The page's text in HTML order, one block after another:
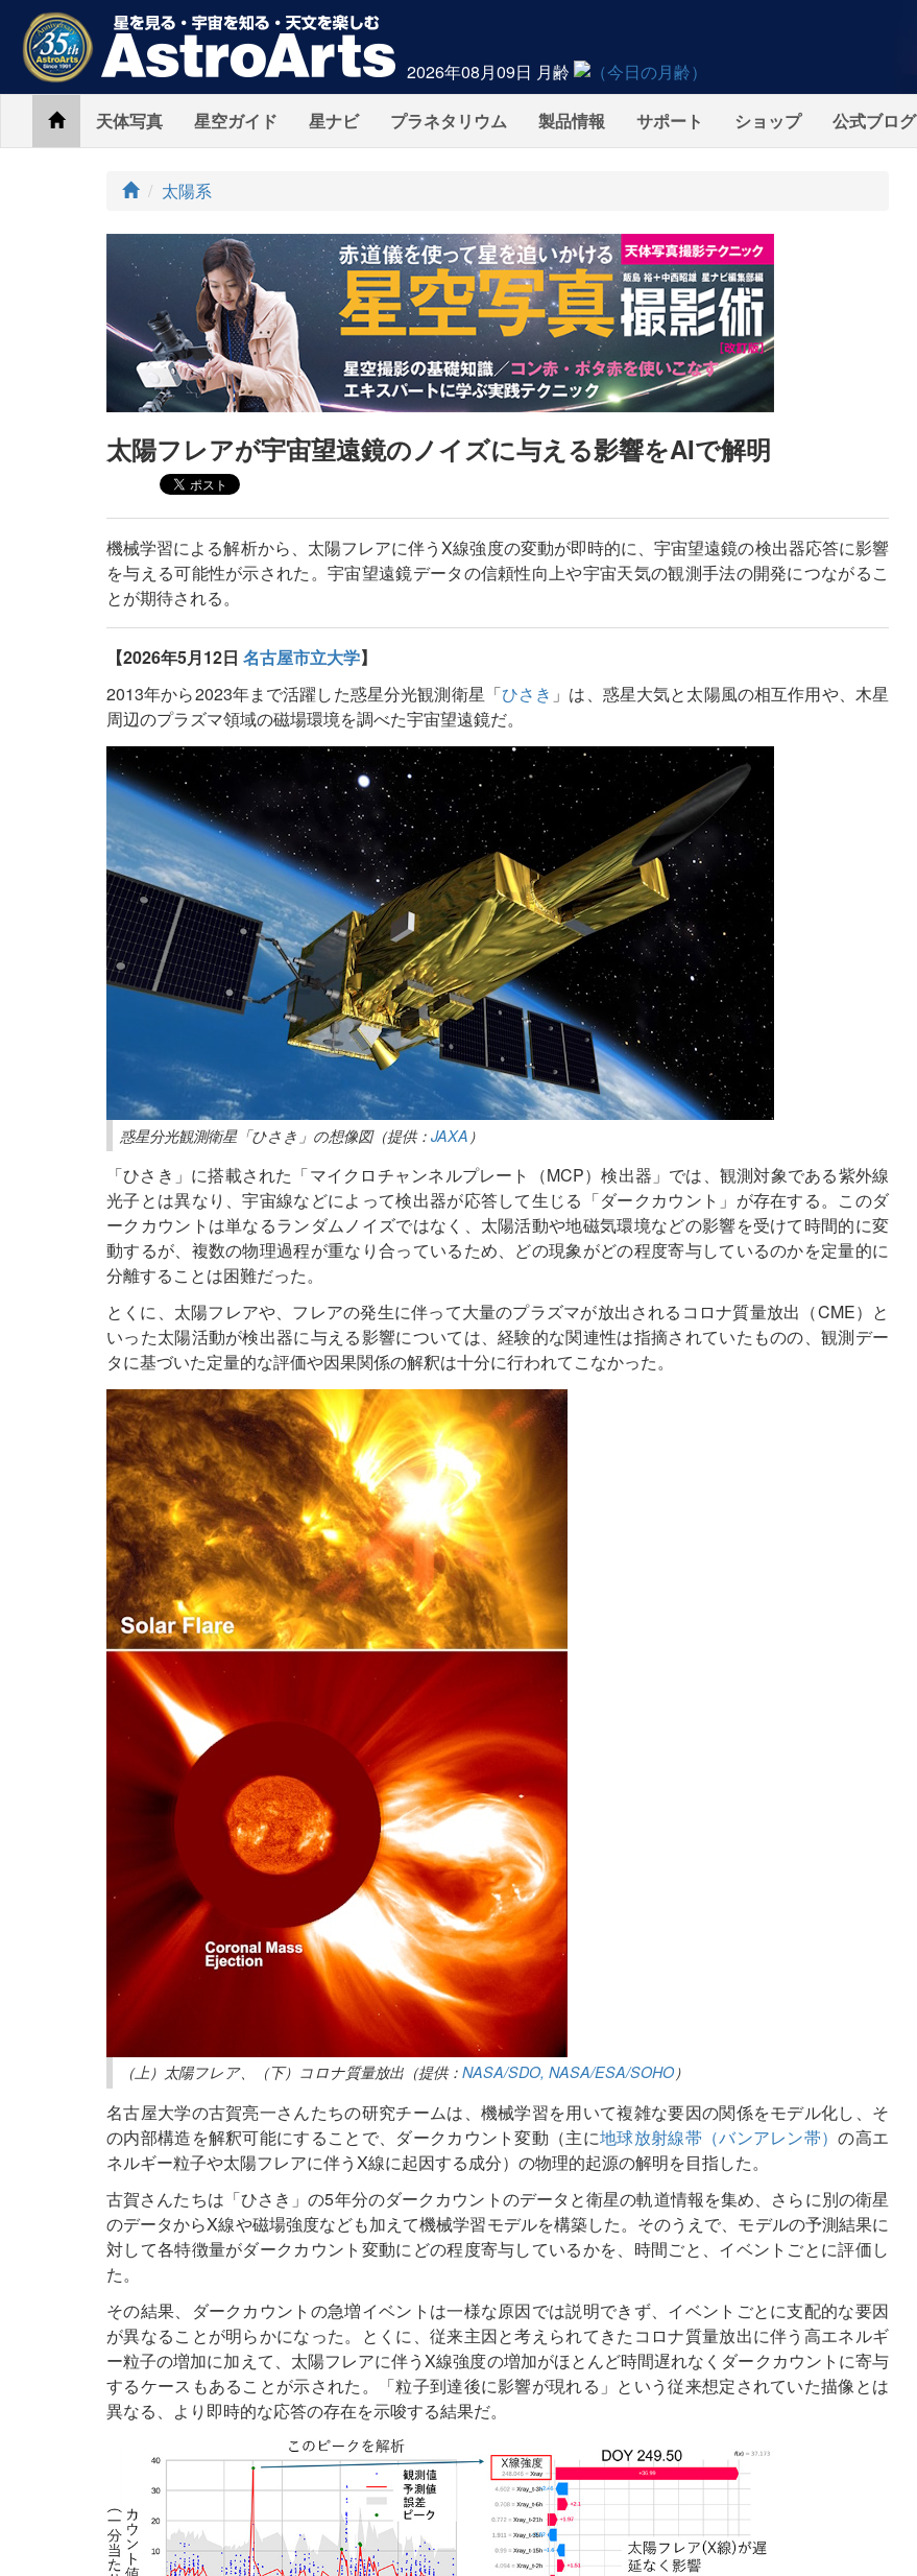
2026年08月09日 月齢
Home天体写真 星空ガイド 星ナビ プラネタリウム 製品情報 サポート ショップ 公式ブログ
ト
プ
太陽系
太陽フレアが宇宙望遠鏡のノイズに与える影響をAIで解明
機械学習による解析から、太陽フレアに伴うX線強度の変動が即時的に、宇宙望遠鏡の検出器応答に影響
を与える可能性が示された。宇宙望遠鏡データの信頼性向上や宇宙天気の観測手法の開発につながるこ
とが期待される。
【2026年5月12日 名古屋市立大学】
2013年から2023年まで活躍した惑星分光観測衛星「ひさき 」は、惑星大気と太陽風の相互作用や、木星
周辺のプラズマ領域の磁場環境を調べた宇宙望遠鏡だ。
惑星分光観測衛星「ひさき」の想像図（提供：JAXA ）
「ひさき」に搭載された「マイクロチャンネルプレート（MCP）検出器」では、観測対象である紫外線
光子とは異なり、宇宙線などによって検出器が応答して生じる「ダークカウント」が存在する。このダ
ークカウントは単なるランダムノイズではなく、太陽活動や地磁気環境などの影響を受けて時間的に変
動するが、複数の物理過程が重なり合っているため、どの現象がどの程度寄与しているのかを定量的に
分離することは困難だった。
とくに、太陽フレアや、フレアの発生に伴って大量のプラズマが放出されるコロナ質量放出（CME）と
いった太陽活動が検出器に与える影響については、経験的な関連性は指摘されていたものの、観測デー
タに基づいた定量的な評価や因果関係の解釈は十分に行われてこなかった。
（上）太陽フレア、（下）コロナ質量放出（提供：NASA/SDO, NASA/ESA/SOHO）
名古屋大学の古賀亮一さんたちの研究チームは、機械学習を用いて複雑な要因の関係をモデル化し、そ
の内部構造を解釈可能にすることで、ダークカウント変動（主に地球放射線帯（バンアレン帯）の高エ
ネルギー粒子や太陽フレアに伴うX線に起因する成分）の物理的起源の解明を目指した。
古賀さんたちは「ひさき」の5年分のダークカウントのデータと衛星の軌道情報を集め、さらに別の衛星
のデータからX線や磁場強度なども加えて機械学習モデルを構築した。そのうえで、モデルの予測結果に
対して各特徴量がダークカウント変動にどの程度寄与しているかを、時間ごと、イベントごとに評価し
た。
その結果、ダークカウントの急増イベントは一様な原因では説明できず、イベントごとに支配的な要因
が異なることが明らかになった。とくに、従来主因と考えられてきたコロナ質量放出に伴う高エネルギ
ー粒子の増加に加えて、太陽フレアに伴うX線強度の増加がほとんど時間遅れなくダークカウントに寄与
するケースもあることが示された。「粒子到達後に影響が現れる」という従来想定されていた描像とは
異なる、より即時的な応答の存在を示唆する結果だ。